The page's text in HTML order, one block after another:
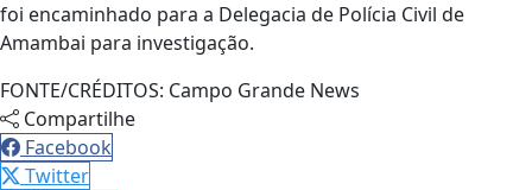
foi encaminhado para a Delegacia de Polícia Civil de
Amambai para investigação.
FONTE/CRÉDITOS: Campo Grande News
Compartilhe
Facebook
Twitter